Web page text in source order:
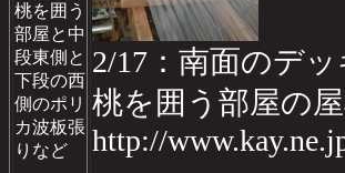
桃を囲う
部屋と中
段東側と
下段の西
側のポリ
カ波板張
りなど
2/17：南面のデ
桃を囲う部屋の
http://